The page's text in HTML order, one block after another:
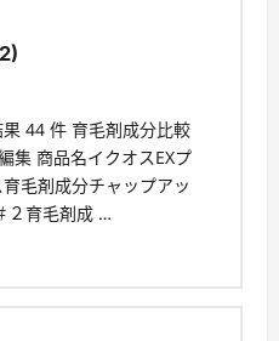
果 44 件 育毛剤成分比較
商品名イクオスEXプ
毛剤成分チャップアッ
２育毛剤成 …